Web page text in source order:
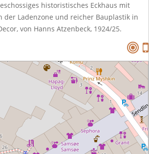
historistisches Eckhaus mit
der Ladenzone und reicher Bauplastik in
von Hanns Atzenbeck, 1924/25.